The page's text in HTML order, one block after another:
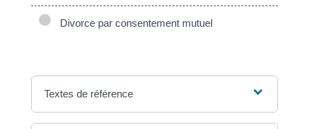
Divorce par consentement mutuel
Textes de référence